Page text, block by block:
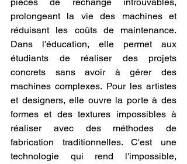
prolongeant la vie des machines et
réduisant les coûts de maintenance.
Dans l'éducation, elle permet aux
étudiants de réaliser des projets
concrets sans avoir à gérer des
machines complexes. Pour les artistes
et designers, elle ouvre la porte à des
formes et des textures impossibles à
réaliser avec des méthodes de
fabrication traditionnelles. C'est une
technologie qui rend l'impossible,